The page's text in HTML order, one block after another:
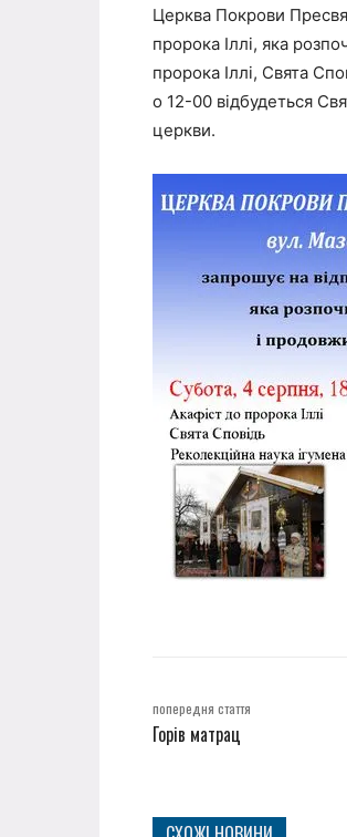
Церква Покрови
пророка Іллі, яка
пророка Іллі, Свята
о 12-00 відбудеться
церкви.
попередня стаття
Горів матрац